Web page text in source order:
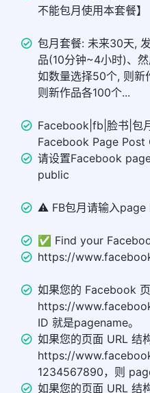
不能包月使用本套餐】
包月套餐: 未来30天,
品(10分钟~4小时)、
如数量选择50个, 则新
则新作品各100个...
Facebook|fb|脸书|包
Facebook Page Post
请设置Facebook
public
⚠️ FB包月请输入page
✅ Find your
https://
如果您的 Facebook 页
https://
ID 就是pagename。
如果您的页面 URL 结
https://
1234567890，则
如果您的页面 URL 结